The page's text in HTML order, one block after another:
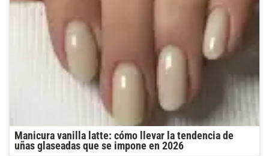
Manicura vanilla latte: cómo llevar la tendencia de
uñas glaseadas que se impone en 2026